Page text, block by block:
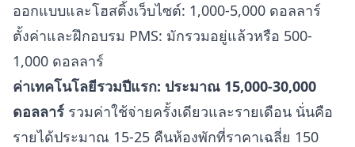
ออกแบบและโฮสติ้งเว็บไซต์: 1,000-5,000 ดอลลาร์
ตั้งค่าและฝึกอบรม PMS: มักรวมอยู่แล้วหรือ 500-
1,000 ดอลลาร์
ค่าเทคโนโลยีรวมปีแรก: ประมาณ 15,000-30,000
ดอลลาร์ รวมค่าใช้จ่ายครั้งเดียวและรายเดือน นั่นคือ
รายได้ประมาณ 15-25 คืนห้องพักที่ราคาเฉลี่ย 150